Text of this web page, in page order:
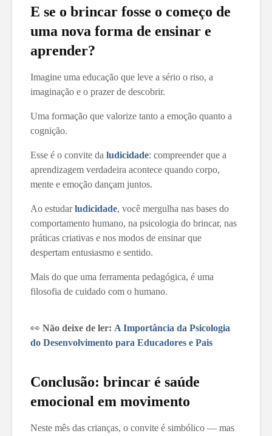
E se o brincar fosse o começo de
uma nova forma de ensinar e
aprender?
Imagine uma educação que leve a sério o riso, a
imaginação e o prazer de descobrir.
Uma formação que valorize tanto a emoção quanto a
cognição.
Esse é o convite da ludicidade: compreender que a
aprendizagem verdadeira acontece quando corpo,
mente e emoção dançam juntos.
Ao estudarludicidade, você mergulha nas bases do
comportamento humano, na psicologia do brincar, nas
práticas criativas e nos modos de ensinar que
despertam entusiasmo e sentido.
Mais do que uma ferramenta pedagógica, é uma
filosofia de cuidado com o humano.
👀 Não deixe de ler: A Importância da Psicologia
do Desenvolvimento para Educadores e Pais
Conclusão: brincar é saúde
emocional em movimento
Neste mês das crianças, o convite é simbólico — mas